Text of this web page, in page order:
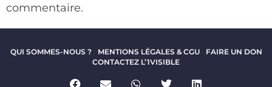
commentaire.
QUI SOMMES-NOUS ? MENTIONS LÉGALES & CGU
FAIRE UN DON
CONTACTEZ L’1VISIBLE